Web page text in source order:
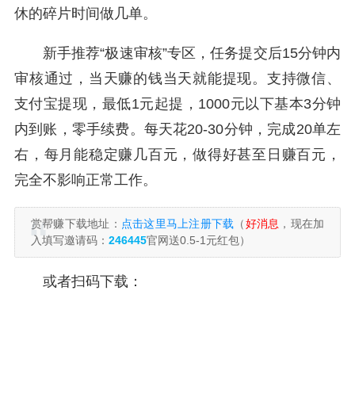
休的碎片时间做几单。
新手推荐“极速审核”专区，任务提交后15分钟内
审核通过，当天赚的钱当天就能提现。支持微信、
支付宝提现，最低1元起提，1000元以下基本3分钟
内到账，零手续费。每天花20-30分钟，完成20单左
右，每月能稳定赚几百元，做得好甚至日赚百元，
完全不影响正常工作。
赏帮赚下载地址： 点击这里马上注册下载 （好消息 ，现在加
入填写邀请码： 246445官网送0.5-1元红包）
或者扫码下载：